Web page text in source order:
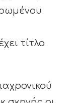
τίτλο